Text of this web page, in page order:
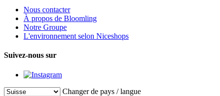
Nous contacter
À propos de Bloomling
Notre Groupe
L'environnement selon Niceshops
Suivez-nous sur
Changer de pays / langue